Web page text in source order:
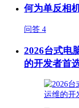
何为单反相
问答 4
2026台式电
的开发者首